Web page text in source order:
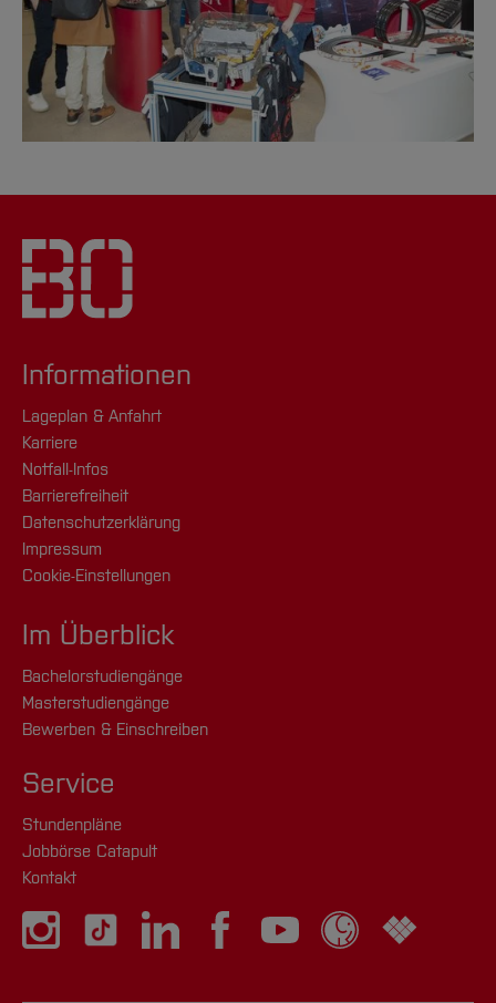
Informationen
Lageplan & Anfahrt
Karriere
Notfall-Infos
Barrierefreiheit
Datenschutzerklärung
Impressum
Cookie-Einstellungen
Im Überblick
Bachelorstudiengänge
Masterstudiengänge
Bewerben & Einschreiben
Service
Stundenpläne
Jobbörse Catapult
Kontakt